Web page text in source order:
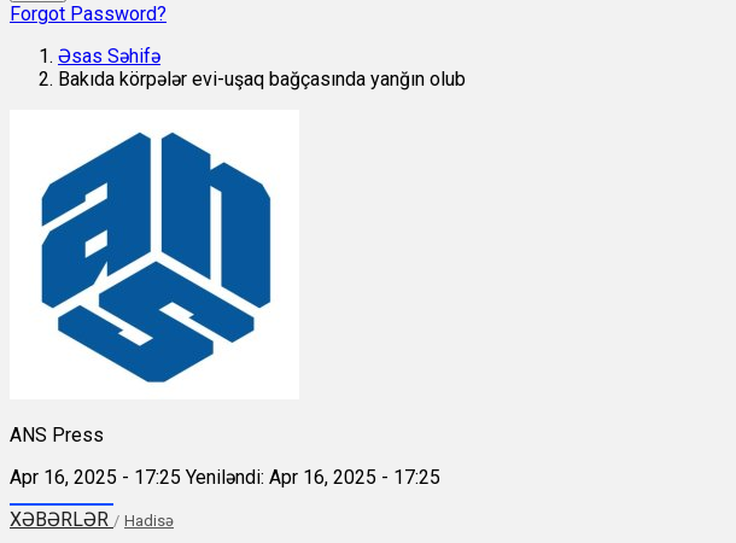
Forgot Password?
Əsas Səhifə
Bakıda körpələr evi-uşaq bağçasında yanğın olub
ANS Press
Apr 16, 2025 - 17:25 Yeniləndi: Apr 16, 2025 - 17:25
XƏBƏRLƏR / Hadisə